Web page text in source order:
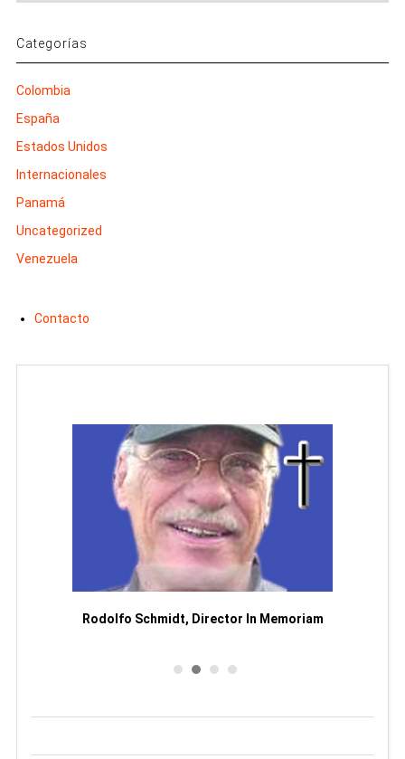
Categorías
Colombia
España
Estados Unidos
Internacionales
Panamá
Uncategorized
Venezuela
Contacto
Rodolfo Schmidt, Director In Memoriam